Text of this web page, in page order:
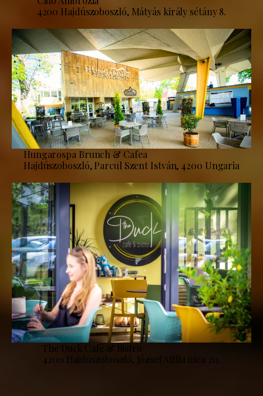
4200 Hajdúszoboszló, Mátyás király sétány 8.
Hungarospa Brunch & Cafea
Hajdúszoboszló, Parcul Szent István, 4200 Ungaria
The Duck Café & Bistro
4200 Hajdúszoboszló, József Attila utca 20.